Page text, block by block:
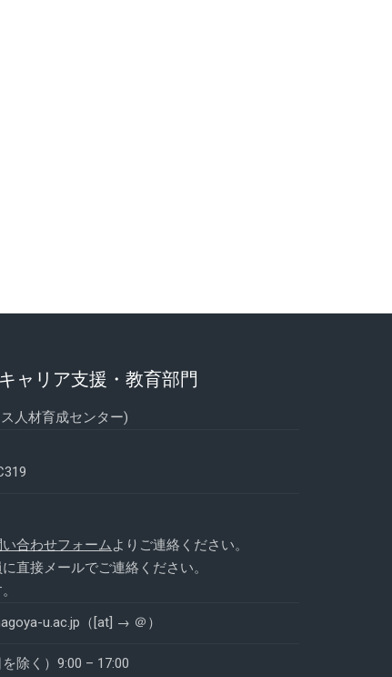
ャリア支援・教育部門
人材育成センター)
い合わせフォームよりご連絡ください。
直接メールでご連絡ください。
u.ac.jp（[at] → ＠）
除く）9:00 – 17:00